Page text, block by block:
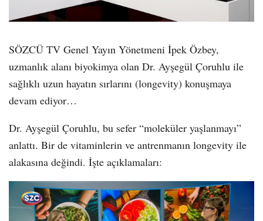
SÖZCÜ TV Genel Yayın Yönetmeni İpek Özbey,
uzmanlık alanı biyokimya olan Dr. Ayşegül Çoruhlu ile
sağlıklı uzun hayatın sırlarını (longevity) konuşmaya
devam ediyor…
Dr. Ayşegül Çoruhlu, bu sefer “moleküler yaşlanmayı”
anlattı. Bir de vitaminlerin ve antrenmanın longevity ile
alakasına değindi. İşte açıklamaları: